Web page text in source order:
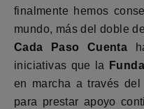
finalmente hemos
mundo, más del doble
Cada Paso Cuenta
iniciativas que la
en marcha a través del
para prestar apoyo